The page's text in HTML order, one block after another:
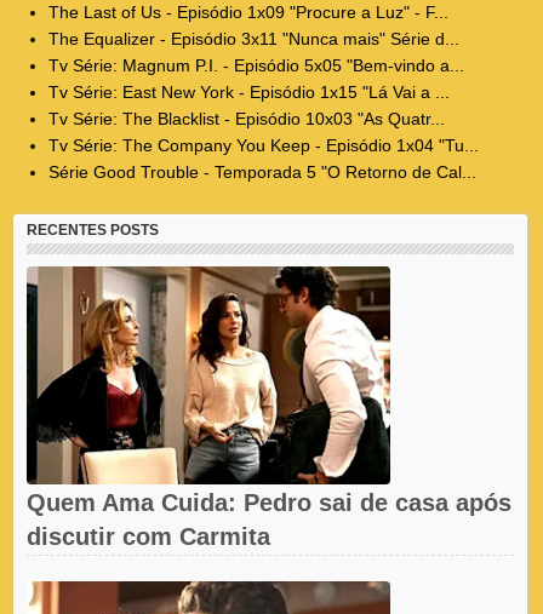
The Last of Us - Episódio 1x09 "Procure a Luz" - F...
The Equalizer - Episódio 3x11 "Nunca mais" Série d...
Tv Série: Magnum P.I. - Episódio 5x05 "Bem-vindo a...
Tv Série: East New York - Episódio 1x15 "Lá Vai a ...
Tv Série: The Blacklist - Episódio 10x03 "As Quatr...
Tv Série: The Company You Keep - Episódio 1x04 "Tu...
Série Good Trouble - Temporada 5 "O Retorno de Cal...
RECENTES POSTS
Quem Ama Cuida: Pedro sai de casa após
discutir com Carmita